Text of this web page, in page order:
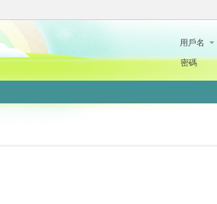
用戶名
密碼